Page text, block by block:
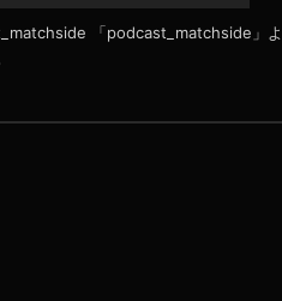
「podcast_matchside」